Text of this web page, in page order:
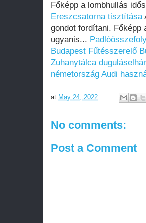
Főképp a lombhullás
Ereszcsatorna tisztítása
gondot fordítani. Főképp
ugyanis...
Budapest Fűtésszerelő
Zuhanytálca
németország Audi
at May 24, 2022
No comments:
Post a Comment